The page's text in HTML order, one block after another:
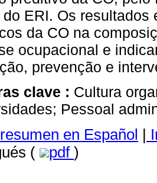
do ERI. Os
da CO na
ocupacional e
prevenção e
clave : Cultura
Pessoal
resumen en Español |
(
pdf )